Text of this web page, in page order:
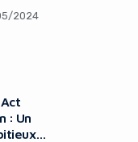
2024
: Un